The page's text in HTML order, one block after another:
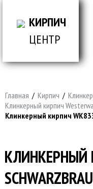
КИРПИЧ
ЦЕНТР
Главная / Кирпич /
Клинкерный кирпич
Клинкерный кирпич
КЛИНКЕРНЫЙ